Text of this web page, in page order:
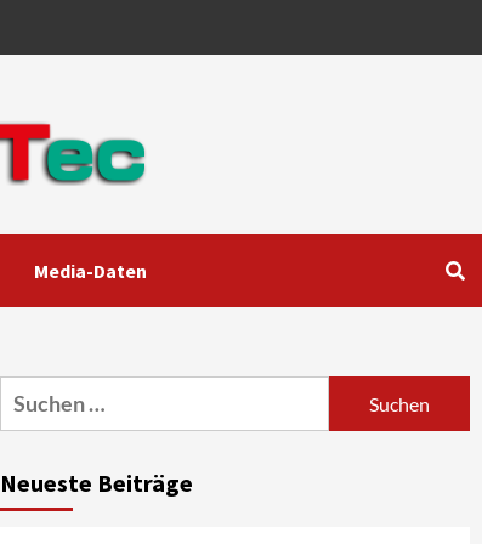
Media-Daten
Suchen
nach:
Neueste Beiträge
Marantz erweitert sein
4
News aus dem Internet
55-Zoll Fernsehgeräte